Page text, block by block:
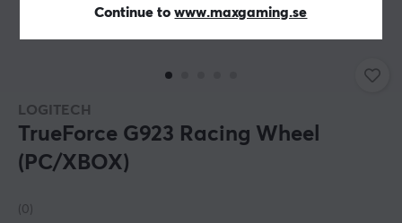
Continue towww.maxgaming.se
LOGITECH
TrueForce G923 Racing Wheel
(PC/XBOX)
(0)